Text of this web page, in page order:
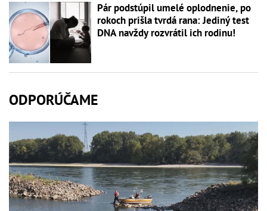
Pár podstúpil umelé oplodnenie, po
rokoch prišla tvrdá rana: Jediný test
DNA navždy rozvrátil ich rodinu!
ODPORÚČAME